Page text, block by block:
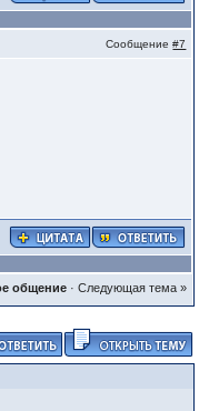
Сообщение#7
общение· Следующая тема »